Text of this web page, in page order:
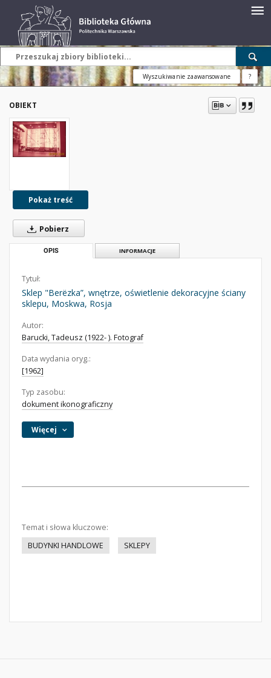
Wyszukiwanie zaawansowane ?
OBIEKT
Pokaż treść
Pobierz
OPIS INFORMACJE
Tytuł:
Sklep "Berëzka”, wnętrze, oświetlenie dekoracyjne ściany
sklepu, Moskwa, Rosja
Autor:
Barucki, Tadeusz (1922- ). Fotograf
Data wydania oryg.:
[1962]
Typ zasobu:
dokument ikonograficzny
Więcej
Temat i słowa kluczowe:
BUDYNKI HANDLOWE
SKLEPY